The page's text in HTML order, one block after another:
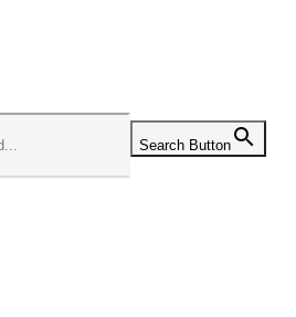
Search Button